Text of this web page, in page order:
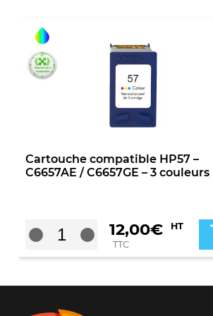
Cartouche compatible HP57 –
C6657AE / C6657GE – 3 couleurs
12,00€
HT
TTC